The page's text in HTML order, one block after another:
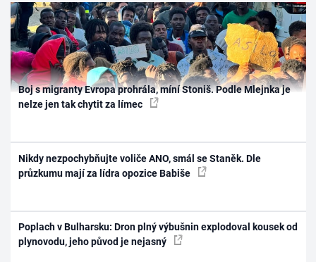
Boj s migranty Evropa prohrála, míní Stoniš. Podle Mlejnka je
nelze jen tak chytit za límec
Nikdy nezpochybňujte voliče ANO, smál se Staněk. Dle
průzkumu mají za lídra opozice Babiše
Poplach v Bulharsku: Dron plný výbušnin explodoval kousek od
plynovodu, jeho původ je nejasný